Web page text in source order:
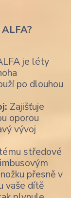
je léty
po dlouhou
Zajišťuje
oporou
vývoj
středové
přesně v
vaše dítě